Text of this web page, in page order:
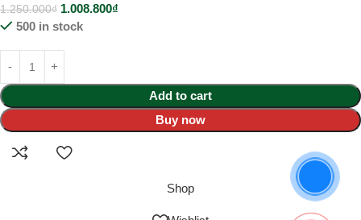
1.250.000₫ 1.008.800₫
500 in stock
Add to cart
Buy now
Shop